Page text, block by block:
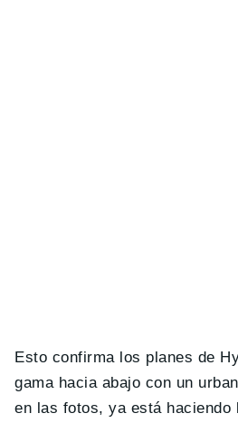
Esto confirma los planes de
gama hacia abajo con un
en las fotos, ya está haciendo